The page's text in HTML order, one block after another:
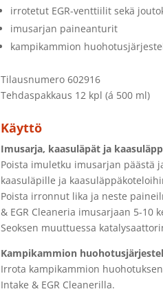
irrotetut EGR-venttiilit sekä
imusarjan paineanturit
kampikammion
Tilausnumero 602916
Tehdaspakkaus 12 kpl (á 500 ml)
Käyttö
Imusarja, kaasuläpät ja
Poista imuletku imusarjan päästä
kaasuläpille ja
Poista irronnut lika ja neste
& EGR Cleaneria imusarjaan 5-10
Seoksen muuttuessa
Kampikammion
Irrota kampikammion
Intake & EGR Cleanerilla.